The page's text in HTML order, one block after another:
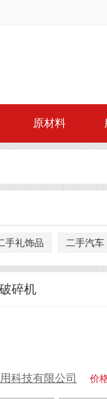
原材料
手礼饰品 二手汽车
碎机
科技有限公司 价